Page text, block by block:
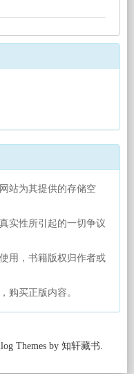
站为其提供的存储空
实性所引起的一切争议
用，书籍版权归作者或
购买正版内容。
Themes by 知轩藏书.